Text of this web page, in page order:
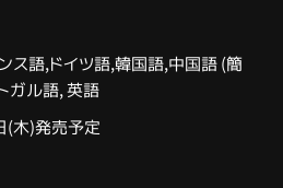
ス語,ドイツ語,韓国語,中国語 (簡
ガル語, 英語
(木)発売予定